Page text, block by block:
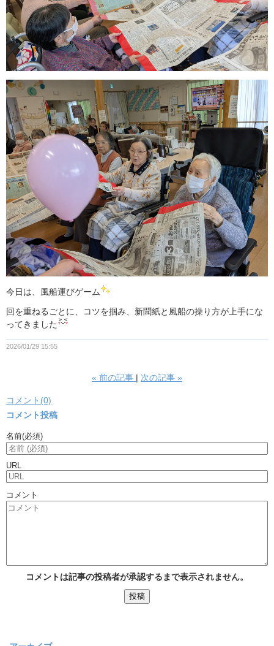
今日は、風船運びゲーム
回を重ねるごとに、コツを掴み、新聞紙と風船の操り方が上手にな
ってきました
2026/01/29 15:55
« 前の記事 次の記事 »
コメント(0)
コメント投稿
名前(必須)
URL
コメント
コメントは記事の投稿者が承認するまで表示されません。